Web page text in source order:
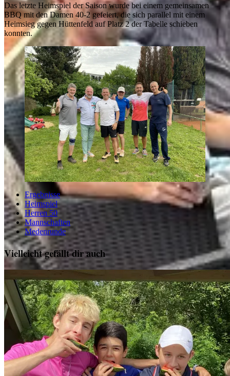
Das letzte Heimspiel der Saison wurde bei einem gemeinsamen
BBQ mit den Damen 40-2 gefeiert, die sich parallel mit einem
Heimsieg gegen Hüttenfeld auf Platz 2 der Tabelle schieben
konnten.
Ergebnisse
Heimspiel
Herren 50
Mannschaften
Medenrunde
Vielleicht gefällt dir auch